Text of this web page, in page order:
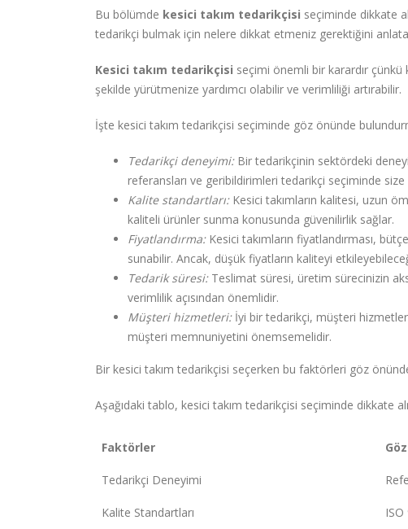
Bu bölümde kesici takım tedarikçisi seçiminde dikkate
tedarikçi bulmak için nelere dikkat etmeniz gerektiğini
Kesici takım tedarikçisi seçimi önemli bir karardır
şekilde yürütmenize yardımcı olabilir ve verimliliği artırabilir.
İşte kesici takım tedarikçisi seçiminde göz önünde
Tedarikçi deneyimi:Bir tedarikçinin sektördeki
referansları ve geribildirimleri tedarikçi seçiminde
Kalite standartları:Kesici takımların kalitesi, uzun
kaliteli ürünler sunma konusunda güvenilirlik sağlar.
Fiyatlandırma:Kesici takımların fiyatlandırması,
sunabilir. Ancak, düşük fiyatların kaliteyi
Tedarik süresi:Teslimat süresi, üretim sürecinizin
verimlilik açısından önemlidir.
Müşteri hizmetleri:İyi bir tedarikçi, müşteri hizmetleri
müşteri memnuniyetini önemsemelidir.
Bir kesici takım tedarikçisi seçerken bu faktörleri göz
Aşağıdaki tablo, kesici takım tedarikçisi seçiminde dikkate
Faktörler
Tedarikçi Deneyimi
Kalite Standartları